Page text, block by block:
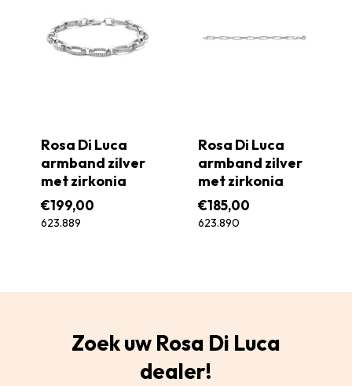
Rosa Di Luca
armband zilver
met zirkonia
€199,00
623.889
Rosa Di Luca
armband zilver
met zirkonia
€185,00
623.890
Zoek uw Rosa Di Luca
dealer!